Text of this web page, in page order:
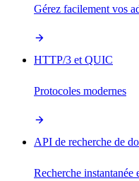
Gérez facilement vos
HTTP/3 et QUIC
Protocoles modernes
API de recherche de
Recherche instantanée